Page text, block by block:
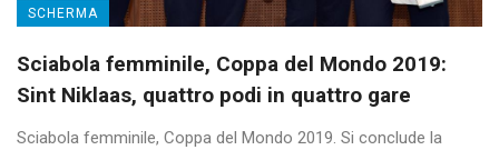
SCHERMA
Sciabola femminile, Coppa del Mondo 2019:
Sint Niklaas, quattro podi in quattro gare
Sciabola femminile, Coppa del Mondo 2019. Si conclude la